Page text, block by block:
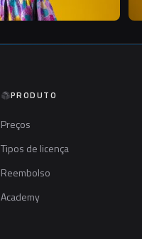
PRODUTO
Preços
Tipos de licença
Reembolso
Academy